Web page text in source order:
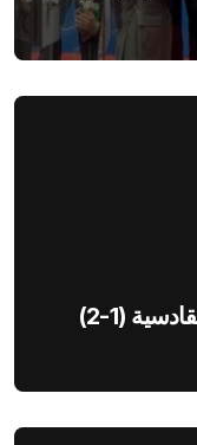
بالفيديو | ملخص مباراة الهلال والقادسية (1-2)